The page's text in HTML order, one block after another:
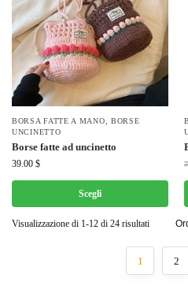
BORSA FATTE A MANO ,BORSE
UNCINETTO
Borse fatte ad uncinetto
39.00 $
Scegli
Visualizzazione di 1-12 di 24 risultati
1 2